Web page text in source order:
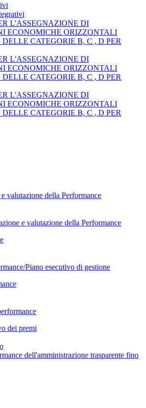
L'ASSEGNAZIONE DI
ECONOMICHE ORIZZONTALI
CATEGORIE B, C , D PER
L'ASSEGNAZIONE DI
ECONOMICHE ORIZZONTALI
CATEGORIE B, C , D PER
L'ASSEGNAZIONE DI
ECONOMICHE ORIZZONTALI
CATEGORIE B, C , D PER
valutazione della Performance
e valutazione della Performance
Piano esecutivo di gestione
dei premi
dell'amministrazione trasparente fino